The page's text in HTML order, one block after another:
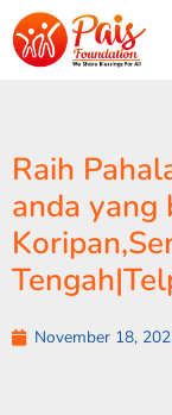
Raih
anda yang
November 18,